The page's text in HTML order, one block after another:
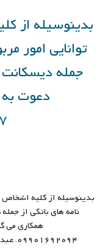
بدینوسیله از
توانایی امور
جمله دیسکانت
دعوت
بدینوسیله از کلیه اشخاص
نامه های بانکی از